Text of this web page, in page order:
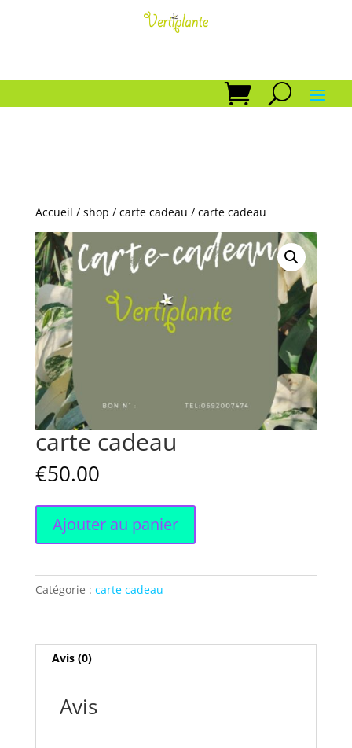
Accueil / shop / carte cadeau / carte cadeau
carte cadeau
€50.00
carte
Ajouter au panier
Catégorie : carte cadeau
Avis (0)
Avis